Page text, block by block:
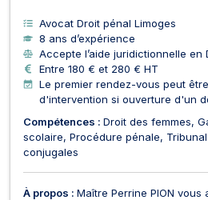
Avocat Droit pénal Limoges
8 ans d’expérience
Accepte l’aide juridictionnelle en
Entre 180 € et 280 € HT
Le premier rendez-vous peut
d'intervention si ouverture d'un
Compétences : Droit des femmes
scolaire Procédure pénale
conjugales
À propos : Maître Perrine PION